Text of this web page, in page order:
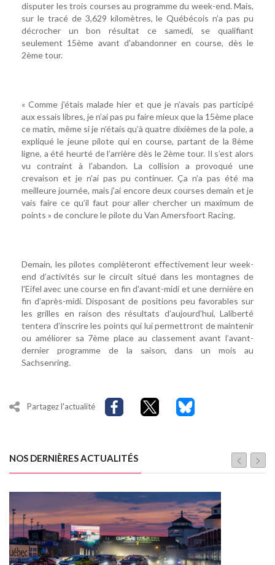
disputer les trois courses au programme du week-end. Mais,
sur le tracé de 3,629 kilomètres, le Québécois n’a pas pu
décrocher un bon résultat ce samedi, se qualifiant
seulement 15ème avant d'abandonner en course, dès le
2ème tour.
« Comme j’étais malade hier et que je n’avais pas participé
aux essais libres, je n’ai pas pu faire mieux que la 15ème place
ce matin, même si je n’étais qu’à quatre dixièmes de la pole, a
expliqué le jeune pilote qui en course, partant de la 8ème
ligne, a été heurté de l’arrière dès le 2ème tour. Il s’est alors
vu contraint à l’abandon. La collision a provoqué une
crevaison et je n’ai pas pu continuer. Ça n’a pas été ma
meilleure journée, mais j’ai encore deux courses demain et je
vais faire ce qu’il faut pour aller chercher un maximum de
points » de conclure le pilote du Van Amersfoort Racing.
Demain, les pilotes complèteront effectivement leur week-
end d’activités sur le circuit situé dans les montagnes de
l’Eifel avec une course en fin d’avant-midi et une dernière en
fin d’après-midi. Disposant de positions peu favorables sur
les grilles en raison des résultats d’aujourd’hui, Laliberté
tentera d’inscrire les points qui lui permettront de maintenir
ou améliorer sa 7ème place au classement avant l’avant-
dernier programme de la saison, dans un mois au
Sachsenring.
Partagez l'actualité
NOS DERNIÈRES ACTUALITÉS